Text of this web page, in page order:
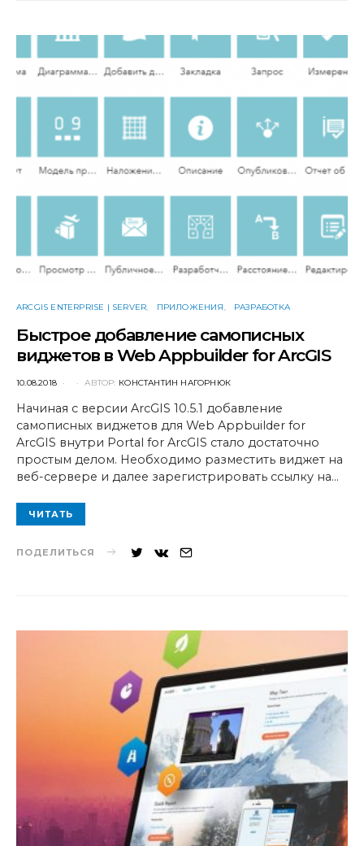
ARCGIS ENTERPRISE | SERVER ПРИЛОЖЕНИЯ РАЗРАБОТКА
Быстрое добавление самописных
виджетов в Web Appbuilder for ArcGIS
POSTED
10.08.2018 АВТОР: КОНСТАНТИН НАГОРНЮК
Начиная с версии ArcGIS 10.5.1 добавление
самописных виджетов для Web Appbuilder for
ArcGIS внутри Portal for ArcGIS стало достаточно
простым делом. Необходимо разместить виджет на
веб-сервере и далее зарегистрировать ссылку на…
ЧИТАТЬ
ПОДЕЛИТЬСЯ